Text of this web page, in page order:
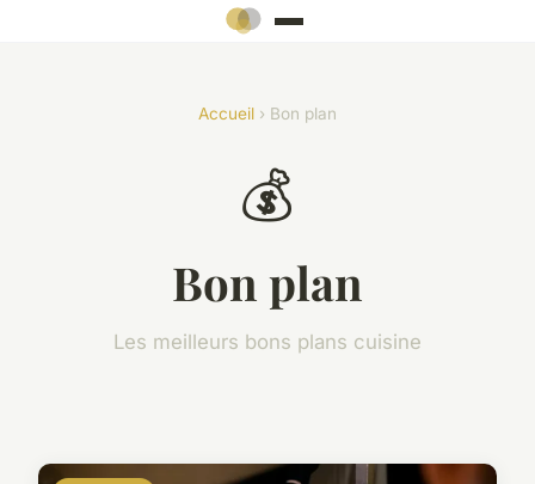
Accueil › Bon plan
💰
Bon plan
Les meilleurs bons plans cuisine